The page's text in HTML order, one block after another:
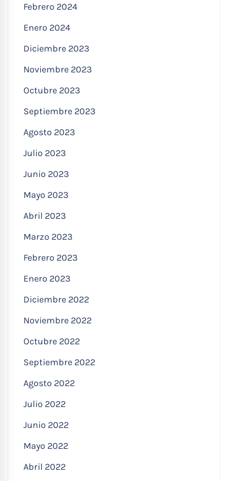
Febrero 2024
Enero 2024
Diciembre 2023
Noviembre 2023
Octubre 2023
Septiembre 2023
Agosto 2023
Julio 2023
Junio 2023
Mayo 2023
Abril 2023
Marzo 2023
Febrero 2023
Enero 2023
Diciembre 2022
Noviembre 2022
Octubre 2022
Septiembre 2022
Agosto 2022
Julio 2022
Junio 2022
Mayo 2022
Abril 2022